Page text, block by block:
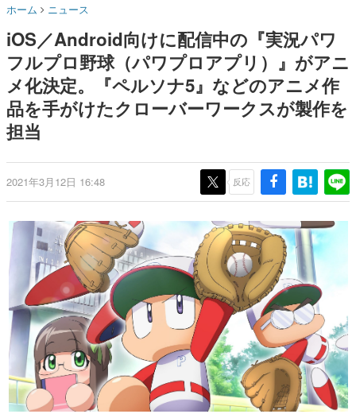
名作ゲームクリエイターの方々に製作時のエピソードをお
きます。
赫本
この物語を解いてはいけない。『赫本』は、〈試験問題〉
の形をした短編ホラー小説集です。
ゲーム世代の作家たち
ゲームに多大な影響を受けた作家さんに取材し、ゲームが
画です。
日本モバイルゲーム産業史
日本のモバイルゲーム史における主要なトピック・タイト
ルを網羅するほか、開発者へのインタビューや識者による
解説を掲載。約20年の歴史が一望できる決定版！
若ゲのいたり〜ゲームクリエイターの青春〜
『うつヌケ』『ペンと箸』等で知られるマンガ家・田中圭
一先生によるゲーム業界レポートマンガです。
なんでゲームは面白い？
ゲーム開発者・hamatsu氏がゲームの魅力を画面や操作の
具体的な形から解き明かしていく、硬派で骨太な評論連載
対応しSNSで話題に。『キング
プロ野球選手から称賛の声
ム、型式番号などを配置
ホーム ニュース
iOS／Android向けに配信中の『実況パワ
フルプロ野球（パワプロアプリ）』がアニ
メ化決定。『ペルソナ5』などのアニメ作
品を手がけたクローバーワークスが製作を
担当
2021年3月12日 16:48 反応